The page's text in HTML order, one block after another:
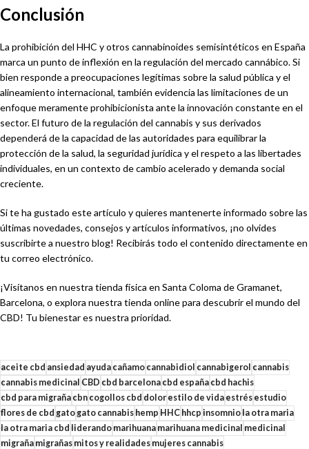
Conclusión
La prohibición del HHC y otros cannabinoides semisintéticos en España
marca un punto de inflexión en la regulación del mercado cannábico. Si
bien responde a preocupaciones legítimas sobre la salud pública y el
alineamiento internacional, también evidencia las limitaciones de un
enfoque meramente prohibicionista ante la innovación constante en el
sector. El futuro de la regulación del cannabis y sus derivados
dependerá de la capacidad de las autoridades para equilibrar la
protección de la salud, la seguridad jurídica y el respeto a las libertades
individuales, en un contexto de cambio acelerado y demanda social
creciente.
Si te ha gustado este artículo y quieres mantenerte informado sobre las
últimas novedades, consejos y artículos informativos, ¡no olvides
suscribirte a nuestro blog! Recibirás todo el contenido directamente en
tu correo electrónico.
¡Visítanos en nuestra tienda física en Santa Coloma de Gramanet,
Barcelona, o explora nuestra tienda online para descubrir el mundo del
CBD! Tu bienestar es nuestra prioridad.
aceite cbd ansiedad ayudacañamocannabidiol cannabigerol cannabis
cannabis medicinal CBD cbd barcelonacbd españacbd hachis
cbd para migrañacbncogollos cbd dolorestilo de vidaestrésestudio
flores de cbd gatogato cannabishemp HHChhcp insomniola otra maria
la otra maria cbd liderandomarihuanamarihuana medicinal medicinal
migrañamigrañasmitos y realidadesmujeres cannabis